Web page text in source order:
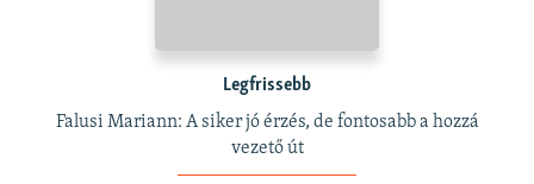
Legfrissebb
Falusi Mariann: A siker jó érzés, de fontosabb a hozzá
vezető út